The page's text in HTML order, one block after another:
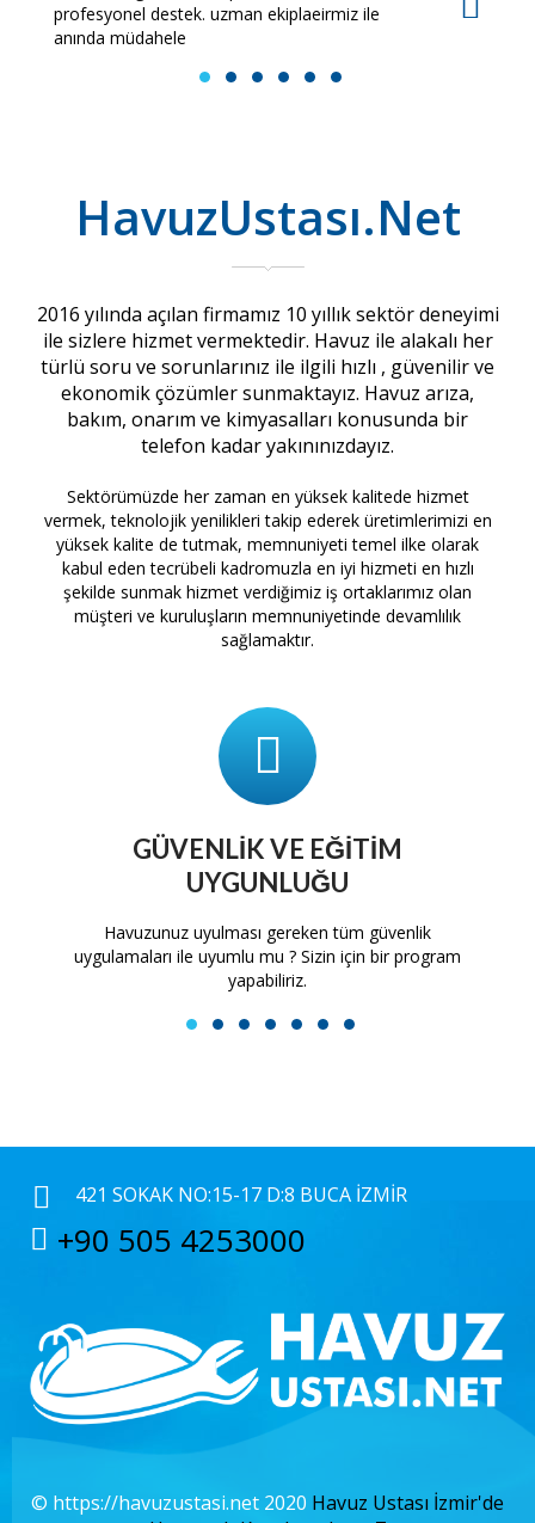
profesyonel destek. uzman ekiplaeirmiz ile
anında müdahele
1 2 3 4 5 6
HavuzUstası.Net
2016 yılında açılan firmamız 10 yıllık sektör deneyimi
ile sizlere hizmet vermektedir. Havuz ile alakalı her
türlü soru ve sorunlarınız ile ilgili hızlı , güvenilir ve
ekonomik çözümler sunmaktayız. Havuz arıza,
bakım, onarım ve kimyasalları konusunda bir
telefon kadar yakınınızdayız.
Sektörümüzde her zaman en yüksek kalitede hizmet
vermek, teknolojik yenilikleri takip ederek üretimlerimizi en
yüksek kalite de tutmak, memnuniyeti temel ilke olarak
kabul eden tecrübeli kadromuzla en iyi hizmeti en hızlı
şekilde sunmak hizmet verdiğimiz iş ortaklarımız olan
müşteri ve kuruluşların memnuniyetinde devamlılık
sağlamaktır.
GÜVENLIK VE EĞITIM
UYGUNLUĞU
Havuzunuz uyulması gereken tüm güvenlik
uygulamaları ile uyumlu mu ? Sizin için bir program
yapabiliriz.
1 2 3 4 5 6 7
421 SOKAK NO:15-17 D:8 BUCA İZMIR
+90 505 4253000
© https://havuzustasi.net 2020 Havuz Ustası İzmir'de